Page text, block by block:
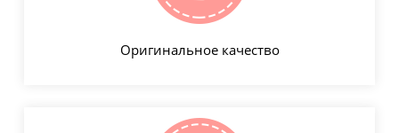
Оригинальное качество